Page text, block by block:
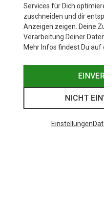
Services für Dich
zuschneiden und dir
Anzeigen zeigen. Deine
Verarbeitung Deiner
Mehr Infos findest Du auf
NICHT
Einstellungen